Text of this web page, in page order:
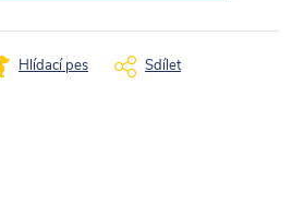
Hlídací pes Sdílet